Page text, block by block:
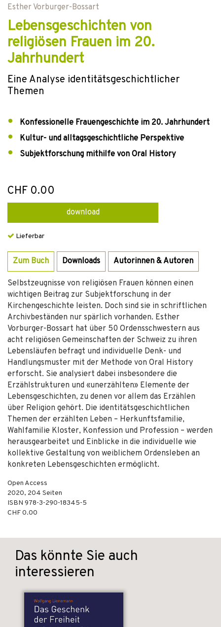
Esther Vorburger-Bossart
Lebensgeschichten von
religiösen Frauen im 20.
Jahrhundert
Eine Analyse identitätsgeschichtlicher
Themen
Konfessionelle Frauengeschichte im 20. Jahrhundert
Kultur- und alltagsgeschichtliche Perspektive
Subjektforschung mithilfe von Oral History
CHF 0.00
download
Lieferbar
Zum Buch Downloads Autorinnen & Autoren
Selbstzeugnisse von religiösen Frauen können einen
wichtigen Beitrag zur Subjektforschung in der
Kirchengeschichte leisten. Doch sind sie in schriftlichen
Archivbeständen nur spärlich vorhanden. Esther
Vorburger-Bossart hat über 50 Ordensschwestern aus
acht religiösen Gemeinschaften der Schweiz zu ihren
Lebensläufen befragt und individuelle Denk- und
Handlungsmuster mit der Methode von Oral History
erforscht. Sie analysiert dabei insbesondere die
Erzählstrukturen und «unerzählten» Elemente der
Lebensgeschichten, zu denen vor allem das Erzählen
über Religion gehört. Die identitätsgeschichtlichen
Themen der erzählten Leben – Herkunftsfamilie,
Wahlfamilie Kloster, Konfession und Profession – werden
herausgearbeitet und Einblicke in die individuelle wie
kollektive Gestaltung von weiblichem Ordensleben an
konkreten Lebensgeschichten ermöglicht.
Open Access
2020, 204 Seiten
ISBN 978-3-290-18345-5
CHF 0.00
Das könnte Sie auch
interessieren